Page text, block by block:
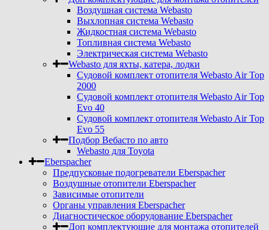
Воздушная система Webasto
Выхлопная система Webasto
Жидкостная система Webasto
Топливная система Webasto
Электрическая система Webasto
Webasto для яхты, катера, лодки
Судовой комплект отопителя Webasto Air Top
2000
Судовой комплект отопителя Webasto Air Top
Evo 40
Судовой комплект отопителя Webasto Air Top
Evo 55
Подбор Вебасто по авто
Webasto для Toyota
Eberspacher
Предпусковые подогреватели Eberspacher
Воздушные отопители Eberspacher
Зависимые отопители
Органы управления Eberspacher
Диагностическое оборудование Eberspacher
Доп комплектующие для монтажа отопителей